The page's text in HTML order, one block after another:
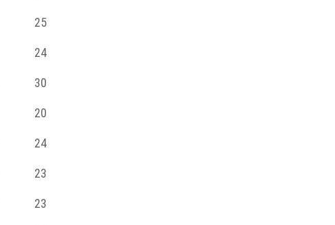
25
24
30
20
24
23
23